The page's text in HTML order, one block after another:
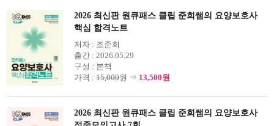
2026 최신판 원큐패스 클립 준희쌤의 요양보호사
핵심 합격노트
저자 : 조준희
출간 : 2026.05.29
구성 : 본책
가격 : 15,000원 ⇒ 13,500원
2026 최신판 원큐패스 클립 준희쌤의 요양보호사